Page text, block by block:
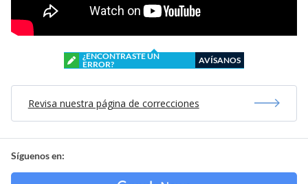
¿ENCONTRASTE UN
ERROR?
AVÍSANOS
Revisa nuestra página de correcciones
Síguenos en: